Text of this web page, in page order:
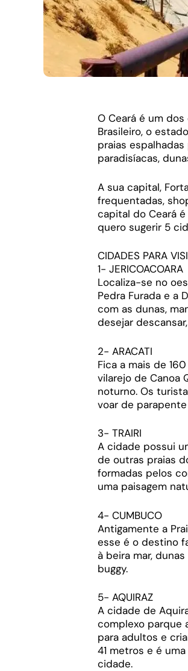
O Ceará é um
Brasileiro, o
praias
paradisíacas,
A sua capital,
frequentadas,
capital do Ceará
quero sugerir 5
CIDADES PARA
1- JERICOACOARA
Localiza-se no
Pedra Furada e a
com as dunas,
desejar
2- ARACATI
Fica a mais de
vilarejo de Canoa
noturno. Os
voar de
3- TRAIRI
A cidade possui
de outras praias
formadas pelos
uma paisagem
4- CUMBUCO
Antigamente a
esse é o destino
à beira mar,
buggy.
5- AQUIRAZ
A cidade de
complexo parque
para adultos e
41 metros e é
cidade.